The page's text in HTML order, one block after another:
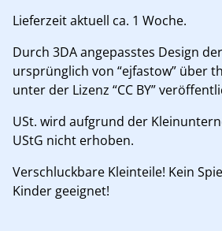
Lieferzeit aktuell ca. 1 Woche.
Durch 3DA angepasstes Design
ursprünglich von “ejfastow” über
unter der Lizenz “CC BY”
USt. wird aufgrund der
UStG nicht erhoben.
Verschluckbare Kleinteile! Kein
Kinder geeignet!